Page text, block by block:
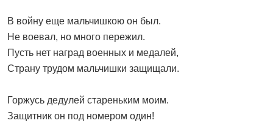
В войну еще мальчишкою он был.
Не воевал, но много пережил.
Пусть нет наград военных и медалей,
Страну трудом мальчишки защищали.
Горжусь дедулей стареньким моим.
Защитник он под номером один!